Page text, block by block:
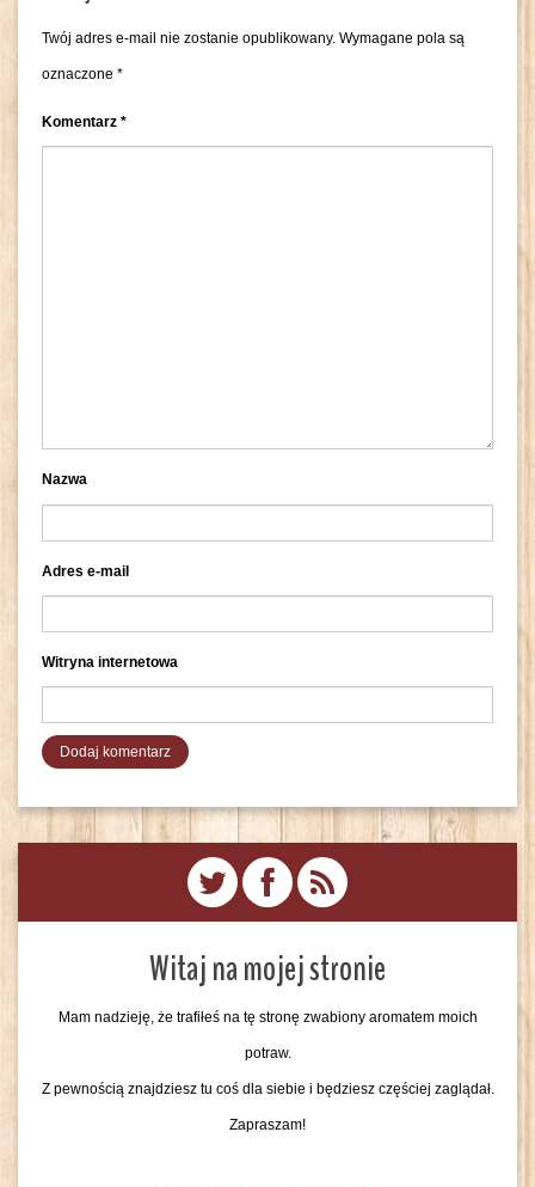
Twój adres e-mail nie zostanie opublikowany. Wymagane pola są
oznaczone *
Komentarz *
Nazwa
Adres e-mail
Witryna internetowa
Witaj na mojej stronie
Mam nadzieję, że trafiłeś na tę stronę zwabiony aromatem moich
potraw.
Z pewnością znajdziesz tu coś dla siebie i będziesz częściej zaglądał.
Zapraszam!